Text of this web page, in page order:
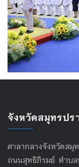
จังหวัดสมุทรปร
ศาลากลางจังหวัดสมุ
ถนนสุทธิภิรมย์ ตำบล